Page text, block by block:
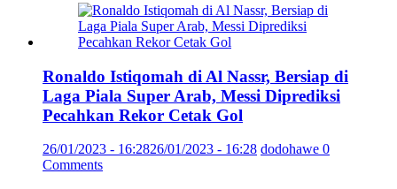
Ronaldo Istiqomah di Al Nassr, Bersiap di
Laga Piala Super Arab, Messi Diprediksi
Pecahkan Rekor Cetak Gol
26/01/2023 - 16:2826/01/2023 - 16:28 dodohawe 0
Comments